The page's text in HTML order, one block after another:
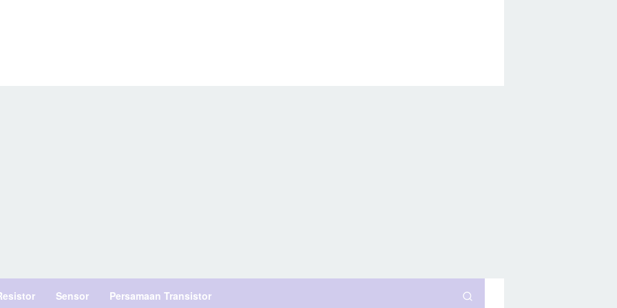
Sensor Persamaan Transistor